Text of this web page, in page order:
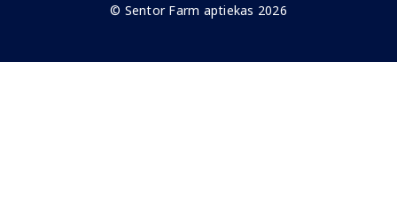
© Sentor Farm aptiekas 2026